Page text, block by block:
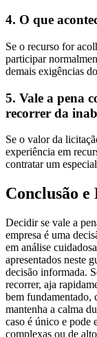
4. O que
Se o recurso for
participar
demais exigências
5. Vale a pena
recorrer da
Se o valor da
experiência em
contratar um
Conclusão e
Decidir se vale a
empresa é uma
em análise
apresentados neste
decisão informada.
recorrer, aja
bem fundamentado,
mantenha a calma
caso é único e pode
complexas ou de